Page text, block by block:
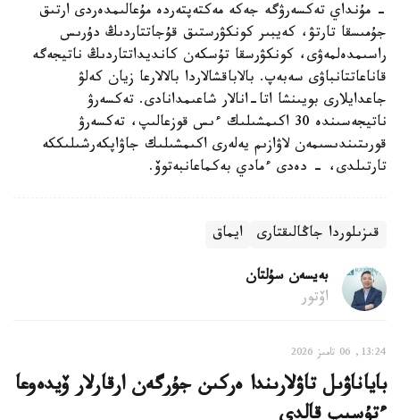
- مۇنداي تەكسەرۋگە جەكە مەكتەپتەردە مۇعالىمدەردى ارتىق
جۇمىسقا تارتۋ، كەيبىر كونكۋرستىق قۇجاتتاردىڭ دۇرىس
راسىمدەلمەۋى، كونكۋرسقا تۇسكەن كانديداتتاردىڭ ناتيجەگە
قاناعاتتانباۋى سەبەپ. بالاباقشالاردا بالالارعا زيان كەلۋ
جاعدايلارى بويىنشا اتا-انالار شاعىمدانادى. تەكسەرۋ
ناتيجەسىندە 30 اكىمشىلىك ءىس قوزعالىپ، تەكسەرۋ
قورىتىندىسىمەن لاۋازىم يەلەرى اكىمشىلىك جاۋاپكەرشىلىككە
تارتىلدى، - دەدى ءمادي بەكماعانبەتوۆ.
قىزىلوردا جاڭالىقتارى ايماق
بەيسەن سۇلتان
اۆتور
13:24, 06 تامىز 2026
باياناۋىل تاۋلارىندا ەركىن جۇرگەن ارقارلار ۆيدەوعا